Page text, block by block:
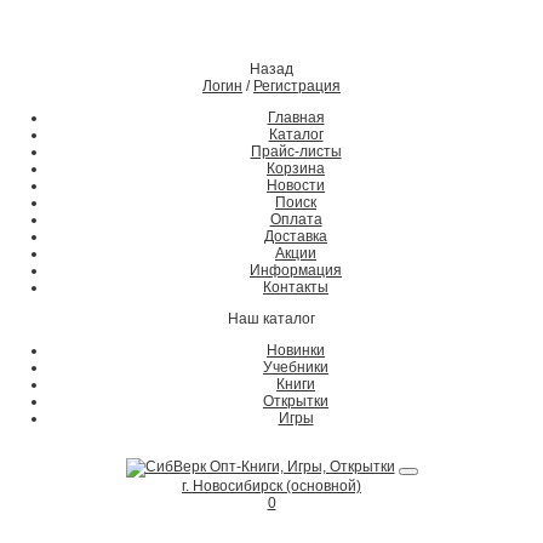
Назад
Логин / Регистрация
Главная
Каталог
Прайс-листы
Корзина
Новости
Поиск
Оплата
Доставка
Акции
Информация
Контакты
Наш каталог
Новинки
Учебники
Книги
Открытки
Игры
г. Новосибирск (основной)
0